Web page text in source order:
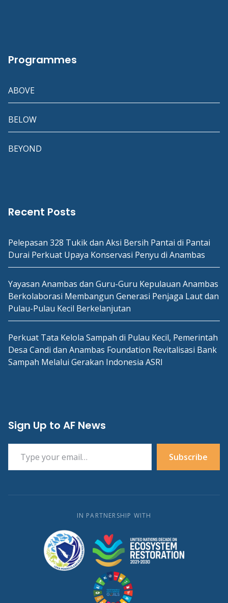
Programmes
ABOVE
BELOW
BEYOND
Recent Posts
Pelepasan 328 Tukik dan Aksi Bersih Pantai di Pantai
Durai Perkuat Upaya Konservasi Penyu di Anambas
Yayasan Anambas dan Guru-Guru Kepulauan Anambas
Berkolaborasi Membangun Generasi Penjaga Laut dan
Pulau-Pulau Kecil Berkelanjutan
Perkuat Tata Kelola Sampah di Pulau Kecil, Pemerintah
Desa Candi dan Anambas Foundation Revitalisasi Bank
Sampah Melalui Gerakan Indonesia ASRI
Sign Up to AF News
Type your email…
Subscribe
IN PARTNERSHIP WITH